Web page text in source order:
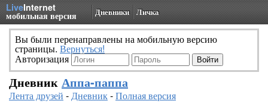
LiveInternet
мобильная версия Дневники Личка
Вы были перенаправлены на мобильную версию
страницы. Вернуться!
Авторизация
Дневник Аппа-паппа
Лента друзей -Дневник-Полная версия